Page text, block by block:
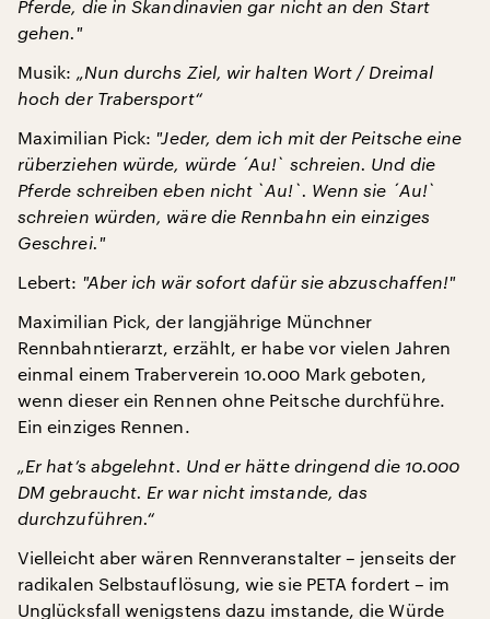
Pferde, die in Skandinavien gar nicht an den Start
gehen."
Musik: „Nun durchs Ziel, wir halten Wort / Dreimal
hoch der Trabersport“
Maximilian Pick: "Jeder, dem ich mit der Peitsche eine
rüberziehen würde, würde ´Au!` schreien. Und die
Pferde schreiben eben nicht `Au!`. Wenn sie ´Au!`
schreien würden, wäre die Rennbahn ein einziges
Geschrei."
Lebert: "Aber ich wär sofort dafür sie abzuschaffen!"
Maximilian Pick, der langjährige Münchner
Rennbahntierarzt, erzählt, er habe vor vielen Jahren
einmal einem Traberverein 10.000 Mark geboten,
wenn dieser ein Rennen ohne Peitsche durchführe.
Ein einziges Rennen.
„Er hat’s abgelehnt. Und er hätte dringend die 10.000
DM gebraucht. Er war nicht imstande, das
durchzuführen.“
Vielleicht aber wären Rennveranstalter – jenseits der
radikalen Selbstauflösung, wie sie PETA fordert – im
Unglücksfall wenigstens dazu imstande, die Würde